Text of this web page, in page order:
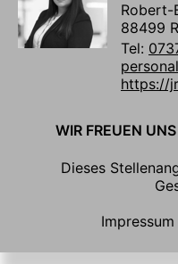
Robert-
88499
Tel:
https://
WIR FREUEN
Dieses
Impressum